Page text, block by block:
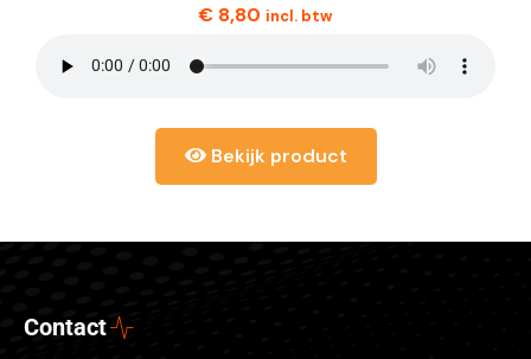
€ 8,80 incl. btw
Bekijk product
Contact